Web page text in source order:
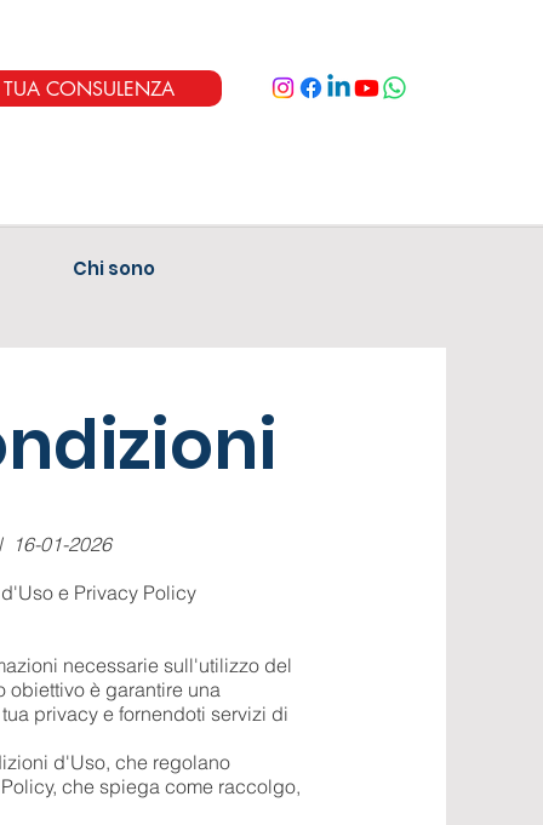
TUA CONSULENZA
Chi sono
16-01-2026
e Privacy Policy
necessarie sull'utilizzo del
obiettivo è garantire una
privacy e fornendoti servizi di
d'Uso, che regolano
che spiega come raccolgo,